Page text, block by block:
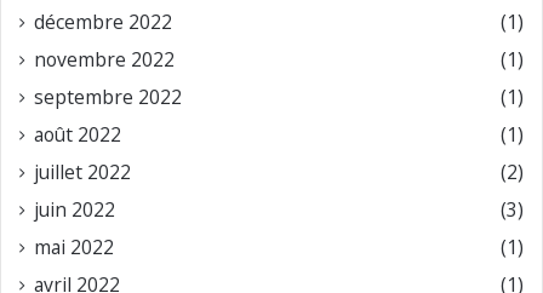
décembre 2022
(1)
novembre 2022
(1)
septembre 2022
(1)
août 2022
(1)
juillet 2022
(2)
juin 2022
(3)
mai 2022
(1)
avril 2022
(1)